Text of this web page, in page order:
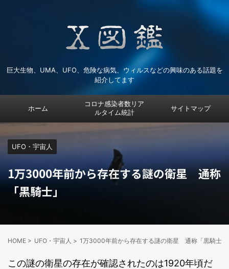
巨大生物、UMA、UFO、危険な病気、ウィルスなどの興味のある話題を
紹介してます
ホーム
コロナ感染者数リア
ルタイム統計
サイトマップ
UFO・宇宙人
1万3000年前から存在する謎の衛星 通称
「黒騎士」
HOME > UFO・宇宙人 > 1万3000年前から存在する謎の衛星 通称「黒騎士」
この謎の衛星の存在が確認されたのは1920年頃だ